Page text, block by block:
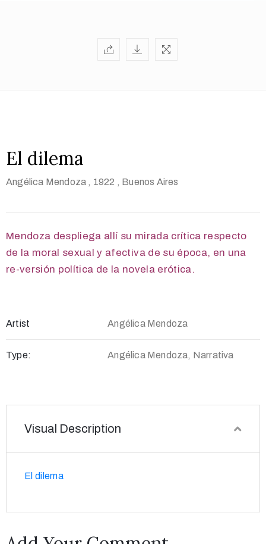
El dilema
Angélica Mendoza , 1922 , Buenos Aires
Mendoza despliega allí su mirada crítica respecto
de la moral sexual y afectiva de su época, en una
re-versión política de la novela erótica.
Artist Angélica Mendoza
Type: Angélica Mendoza, Narrativa
Visual Description
El dilema